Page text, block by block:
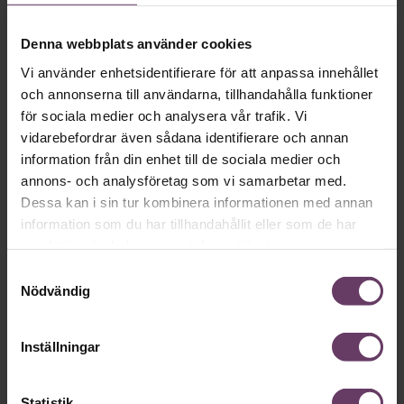
Denna webbplats använder cookies
Vi använder enhetsidentifierare för att anpassa innehållet
och annonserna till användarna, tillhandahålla funktioner
för sociala medier och analysera vår trafik. Vi
vidarebefordrar även sådana identifierare och annan
information från din enhet till de sociala medier och
annons- och analysföretag som vi samarbetar med.
Dessa kan i sin tur kombinera informationen med annan
information som du har tillhandahållit eller som de har
Nödvändig
Inställningar
sömnproblem och hybrida arbetslivet
Välkommen till utgåva 14 av Chef Weekly – en
omvärldsspaning från Chef där chefredaktör Calle Fleur går
igenom veckans hetaste händelser.
Krönikor